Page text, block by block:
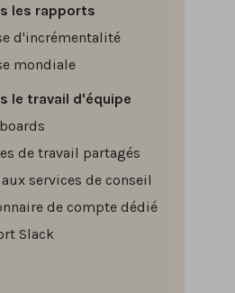
les rapports
d'incrémentalité
mondiale
le travail d'équipe
de travail partagés
aux services de conseil
de compte dédié
Slack